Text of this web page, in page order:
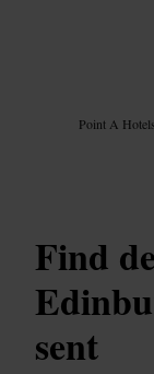
Point A Hotels
Find
sent